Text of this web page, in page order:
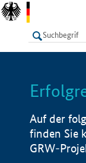
LISTE
Auf der
finden Sie
GRW-